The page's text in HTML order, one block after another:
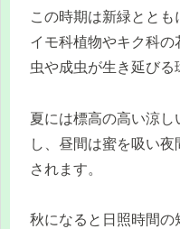
この時期は新緑とと
イモ科植物やキク科
虫や成虫が生き延びる
夏には標高の高い涼
し、昼間は蜜を吸い
されます。
秋になると日照時間